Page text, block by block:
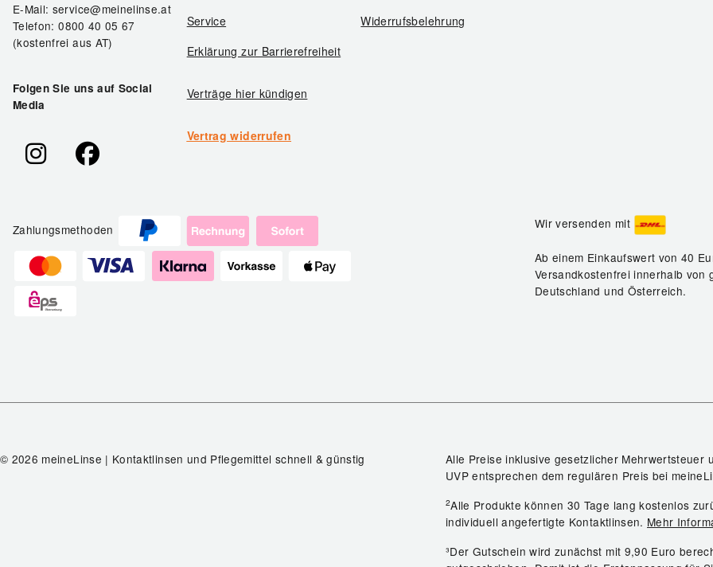
E-Mail: service@meinelinse.at
Telefon: 0800 40 05 67
(kostenfrei aus AT)
Folgen Sie uns auf Social
Media
Service
Erklärung zur Barrierefreiheit
Verträge hier kündigen
Vertrag widerrufen
Widerrufsbelehrung
Zahlungsmethoden Wir versenden mit
Ab einem Einkaufswert von 40
Versandkostenfrei innerhalb von
Deutschland und Österreich.
© 2026 meineLinse | Kontaktlinsen und Pflegemittel schnell & günstig
Alle Preise inklusive gesetzlicher Mehrwertsteuer
UVP entsprechen dem regulären Preis bei
2Alle Produkte können 30 Tage lang kostenlos
individuell angefertigte Kontaktlinsen. Mehr
³Der Gutschein wird zunächst mit 9,90 Euro